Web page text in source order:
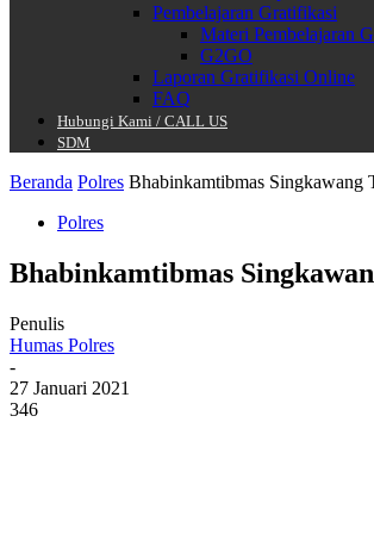
Pembelajaran Gratifikasi
Materi Pembelajaran
G2GO
Laporan Gratifikasi Online
FAQ
Hubungi Kami / CALL US
SDM
Beranda Polres Bhabinkamtibmas Singkawang
Polres
Bhabinkamtibmas
Penulis
Humas Polres
-
27 Januari 2021
346